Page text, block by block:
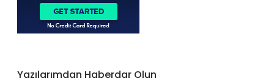
Yazılarımdan Haberdar Olun